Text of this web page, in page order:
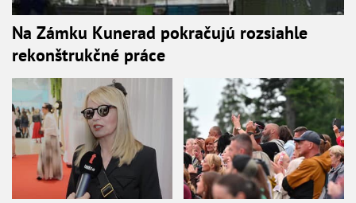
Na Zámku Kunerad pokračujú rozsiahle
rekonštrukčné práce